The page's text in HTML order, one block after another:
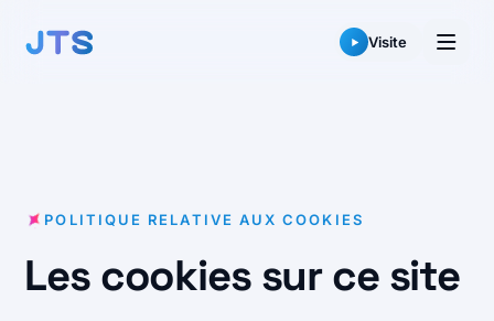
Visite
POLITIQUE RELATIVE AUX COOKIES
Les cookies sur ce site